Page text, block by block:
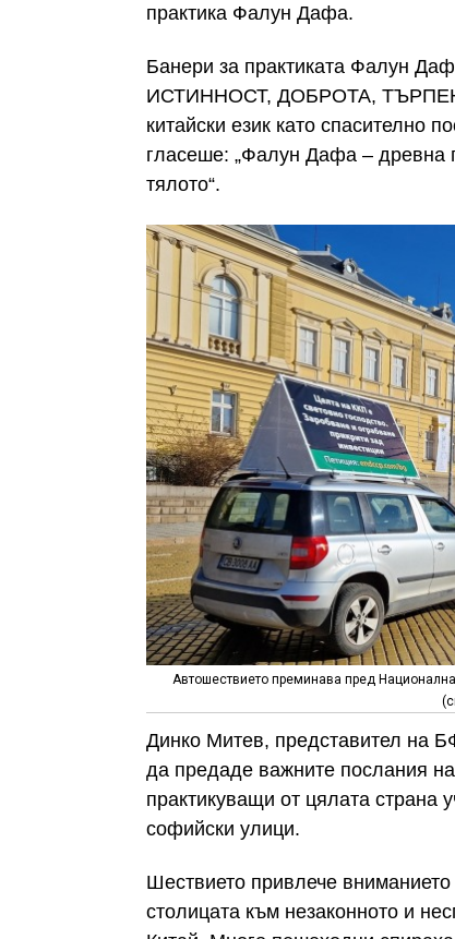
практика Фалун Дафа.
Банери за практиката Фалун
ИСТИННОСТ, ДОБРОТА,
китайски език като спасително
гласеше: „Фалун Дафа – древна
тялото“.
Автошествието преминава пред
Динко Митев, представител на
да предаде важните послания
практикуващи от цялата страна
софийски улици.
Шествието привлече вниманието
столицата към незаконното и